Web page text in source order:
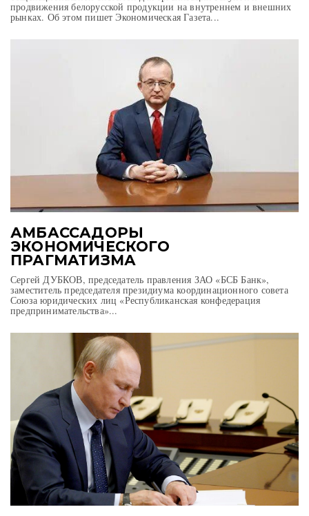
продвижения белорусской продукции на внутреннем и внешних
рынках. Об этом пишет Экономическая Газета...
АМБАССАДОРЫ
ЭКОНОМИЧЕСКОГО
ПРАГМАТИЗМА
Сергей ДУБКОВ, председатель правления ЗАО «БСБ Банк»,
заместитель председателя президиума координационного совета
Союза юридических лиц «Республиканская конфедерация
предпринимательства»...